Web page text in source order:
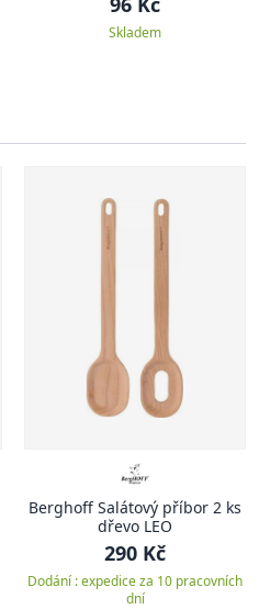
Skladem
Berghoff Salátový příbor 2 ks
dřevo LEO
290 Kč
Dodání : expedice za 10 pracovních
dní